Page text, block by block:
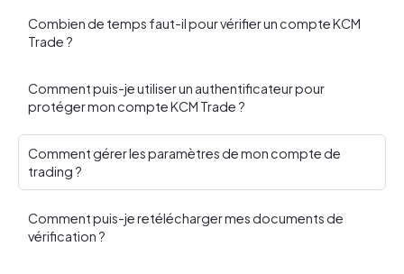
Combien de temps faut-il pour vérifier un compte KCM
Trade ?
Comment puis-je utiliser un authentificateur pour
protéger mon compte KCM Trade ?
Comment gérer les paramètres de mon compte de
trading ?
Comment puis-je retélécharger mes documents de
vérification ?